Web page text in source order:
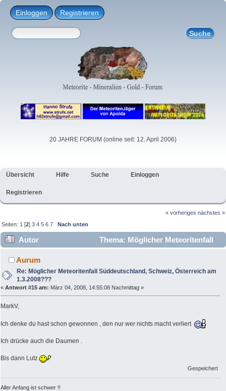
Einloggen Registrieren
20 JAHRE FORUM (online seit: 12. April 2006)
Übersicht Hilfe Suche Einloggen
Registrieren
« vorheriges nächstes »
Seiten: 1 [2]3 4 5 6 7 Nach unten
Autor
Thema: Möglicher Meteoritenfall
Süddeutschland, Schweiz, Österreich am 1.3.2008???
(Gelesen 42090 mal)
Aurum
Re: Möglicher Meteoritenfall Süddeutschland, Schweiz, Österreich am
1.3.2008???
« Antwort #15 am: März 04, 2008, 14:55:08 Nachmittag »
MarkV,
Ich denke du hast schon gewonnen , den nur wer nichts macht verliert
Ich drücke auch die Daumen .
Bis dann Lutz
Gespeichert
Aller Anfang ist schwer !!